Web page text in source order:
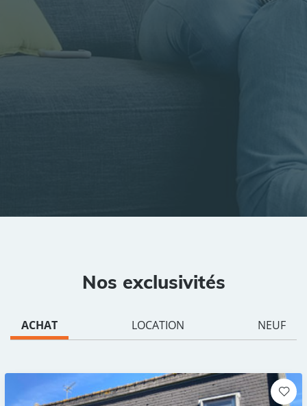
Rayon
Nos exclusivités
ACHAT LOCATION NEUF